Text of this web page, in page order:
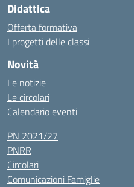
Didattica
Offerta formativa
I progetti delle classi
Novità
Le notizie
Le circolari
Calendario eventi
PN 2021/27
PNRR
Circolari
Comunicazioni Famiglie